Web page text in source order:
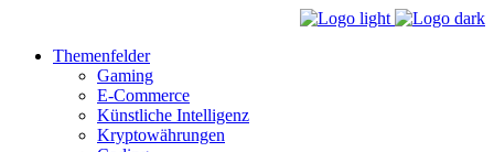
Themenfelder
Gaming
E-Commerce
Künstliche Intelligenz
Kryptowährungen